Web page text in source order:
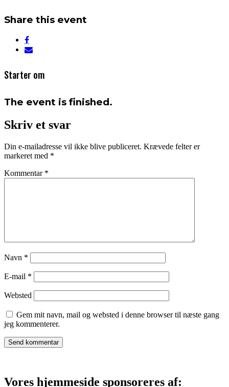
Share this event
Starter om
The event is finished.
Skriv et svar
Din e-mailadresse vil ikke blive publiceret. Krævede felter er
markeret med *
Kommentar *
Navn *
E-mail *
Websted
Gem mit navn, mail og websted i denne browser til næste gang
jeg kommenterer.
Vores hjemmeside sponsoreres af: